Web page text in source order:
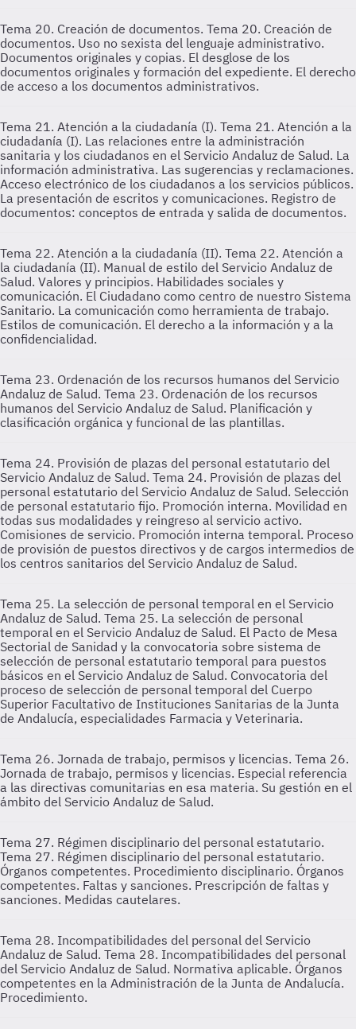
Tema 20. Creación de documentos. Tema 20. Creación de
documentos. Uso no sexista del lenguaje administrativo.
Documentos originales y copias. El desglose de los
documentos originales y formación del expediente. El derecho
de acceso a los documentos administrativos.
Tema 21. Atención a la ciudadanía (I). Tema 21. Atención a la
ciudadanía (I). Las relaciones entre la administración
sanitaria y los ciudadanos en el Servicio Andaluz de Salud. La
información administrativa. Las sugerencias y reclamaciones.
Acceso electrónico de los ciudadanos a los servicios públicos.
La presentación de escritos y comunicaciones. Registro de
documentos: conceptos de entrada y salida de documentos.
Tema 22. Atención a la ciudadanía (II). Tema 22. Atención a
la ciudadanía (II). Manual de estilo del Servicio Andaluz de
Salud. Valores y principios. Habilidades sociales y
comunicación. El Ciudadano como centro de nuestro Sistema
Sanitario. La comunicación como herramienta de trabajo.
Estilos de comunicación. El derecho a la información y a la
confidencialidad.
Tema 23. Ordenación de los recursos humanos del Servicio
Andaluz de Salud. Tema 23. Ordenación de los recursos
humanos del Servicio Andaluz de Salud. Planificación y
clasificación orgánica y funcional de las plantillas.
Tema 24. Provisión de plazas del personal estatutario del
Servicio Andaluz de Salud. Tema 24. Provisión de plazas del
personal estatutario del Servicio Andaluz de Salud. Selección
de personal estatutario fijo. Promoción interna. Movilidad en
todas sus modalidades y reingreso al servicio activo.
Comisiones de servicio. Promoción interna temporal. Proceso
de provisión de puestos directivos y de cargos intermedios de
los centros sanitarios del Servicio Andaluz de Salud.
Tema 25. La selección de personal temporal en el Servicio
Andaluz de Salud. Tema 25. La selección de personal
temporal en el Servicio Andaluz de Salud. El Pacto de Mesa
Sectorial de Sanidad y la convocatoria sobre sistema de
selección de personal estatutario temporal para puestos
básicos en el Servicio Andaluz de Salud. Convocatoria del
proceso de selección de personal temporal del Cuerpo
Superior Facultativo de Instituciones Sanitarias de la Junta
de Andalucía, especialidades Farmacia y Veterinaria.
Tema 26. Jornada de trabajo, permisos y licencias. Tema 26.
Jornada de trabajo, permisos y licencias. Especial referencia
a las directivas comunitarias en esa materia. Su gestión en el
ámbito del Servicio Andaluz de Salud.
Tema 27. Régimen disciplinario del personal estatutario.
Tema 27. Régimen disciplinario del personal estatutario.
Órganos competentes. Procedimiento disciplinario. Órganos
competentes. Faltas y sanciones. Prescripción de faltas y
sanciones. Medidas cautelares.
Tema 28. Incompatibilidades del personal del Servicio
Andaluz de Salud. Tema 28. Incompatibilidades del personal
del Servicio Andaluz de Salud. Normativa aplicable. Órganos
competentes en la Administración de la Junta de Andalucía.
Procedimiento.